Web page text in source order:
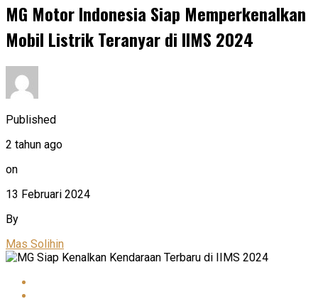
MG Motor Indonesia Siap Memperkenalkan
Mobil Listrik Teranyar di IIMS 2024
Published
2 tahun ago
on
13 Februari 2024
By
Mas Solihin